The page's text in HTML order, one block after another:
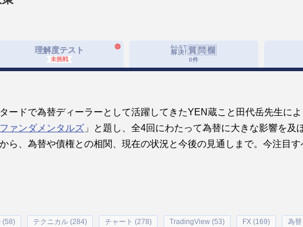
理解度テスト
未挑戦 0件
ードで為替ディーラーとして活躍してきたYEN蔵こと田代岳先生によ
ファンダメンタルズ 」と題し、全4回にわたって為替に大きな影響を及
ら、為替や債権との相関、現在の状況と今後の見通しまで。今注目す
(58) テクニカル (284) チャート (278) TradingView (53) FX (169) 為